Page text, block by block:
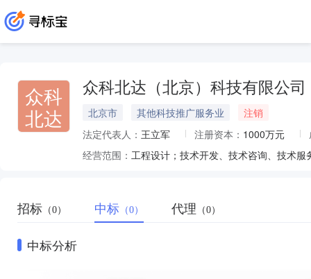
众科
北达
众科北达（北京）科技有限公司
北京市 其他科技推广服务业
注销
法定代表人： 王立军 注册资本： 1000万元
经营范围：
招标 （0） 中标 （0） 代理 （0）
中标分析